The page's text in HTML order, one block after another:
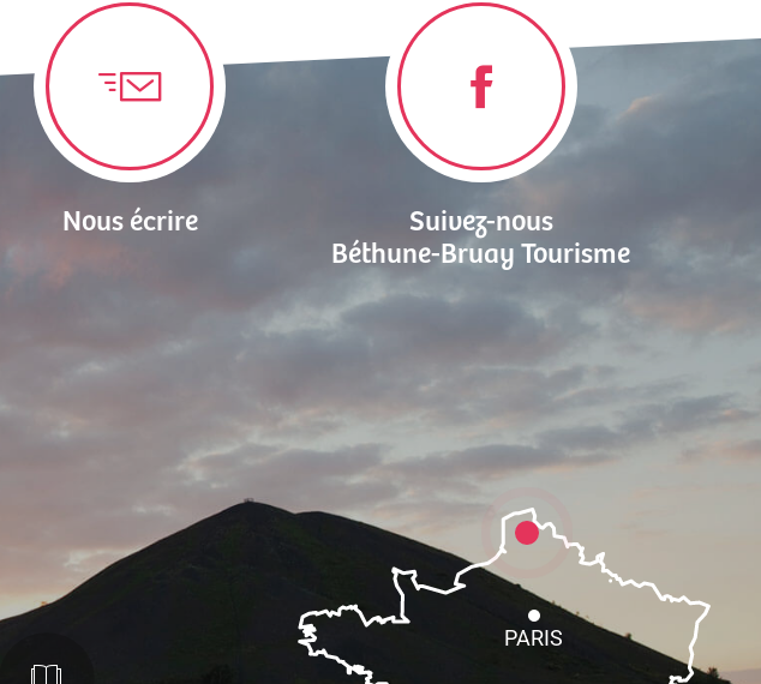
Nous écrire
Suivez-nous
Béthune-Bruay Tourisme
PARIS